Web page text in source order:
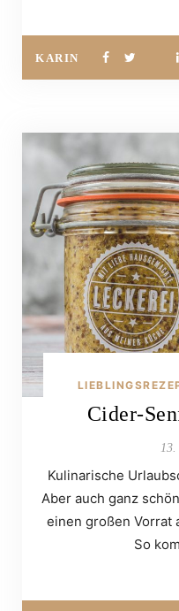
KARIN
Cider-
Kulinarische
Aber auch ganz
einen großen Vorrat
So